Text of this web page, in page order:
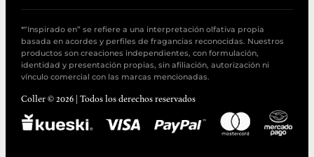
*“Inspirado en” se refiere a una interpretación olfativa propia
basada en acordes y perfiles de fragancias reconocidas. Nuestros
productos son creaciones independientes, con formulación,
identidad y presentación propias, sin afiliación, autorización ni
vínculo comercial con las marcas mencionadas.
Coller © 2026 | Todos los derechos reservados